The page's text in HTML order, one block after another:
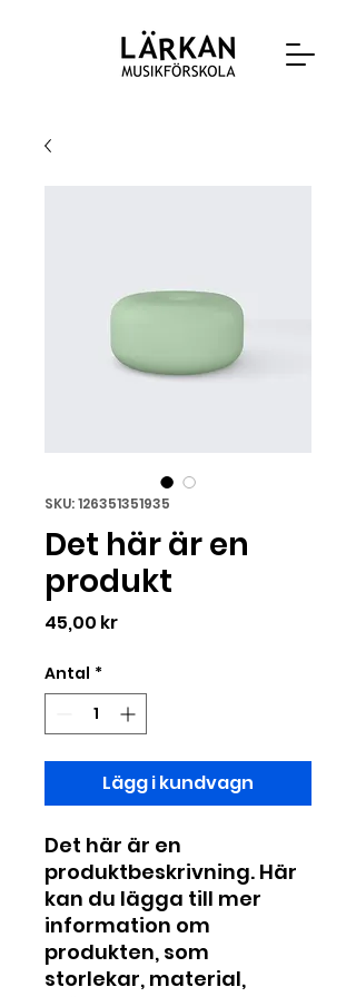
SKU: 126351351935
Det här är en
produkt
45,00 krPris
Antal *
Lägg i kundvagn
Det här är en
produktbeskrivning. Här
kan du lägga till mer
information om
produkten, som
storlekar, material,